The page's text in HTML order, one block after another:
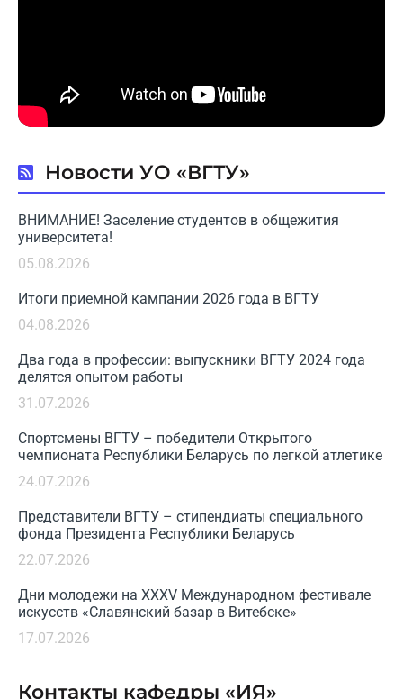
Новости УО «ВГТУ»
ВНИМАНИЕ! Заселение студентов в общежития
университета!
05.08.2026
Итоги приемной кампании 2026 года в ВГТУ
04.08.2026
Два года в профессии: выпускники ВГТУ 2024 года
делятся опытом работы
31.07.2026
Спортсмены ВГТУ – победители Открытого
чемпионата Республики Беларусь по легкой атлетике
24.07.2026
Представители ВГТУ – стипендиаты специального
фонда Президента Республики Беларусь
22.07.2026
Дни молодежи на XXXV Международном фестивале
искусств «Славянский базар в Витебске»
17.07.2026
Контакты кафедры «ИЯ»